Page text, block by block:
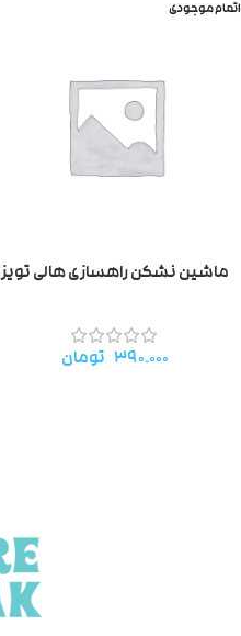
اتمام موجودی
ماشین نشکن راهسازی هالی تویز
۳۹۰.۰۰۰ تومان